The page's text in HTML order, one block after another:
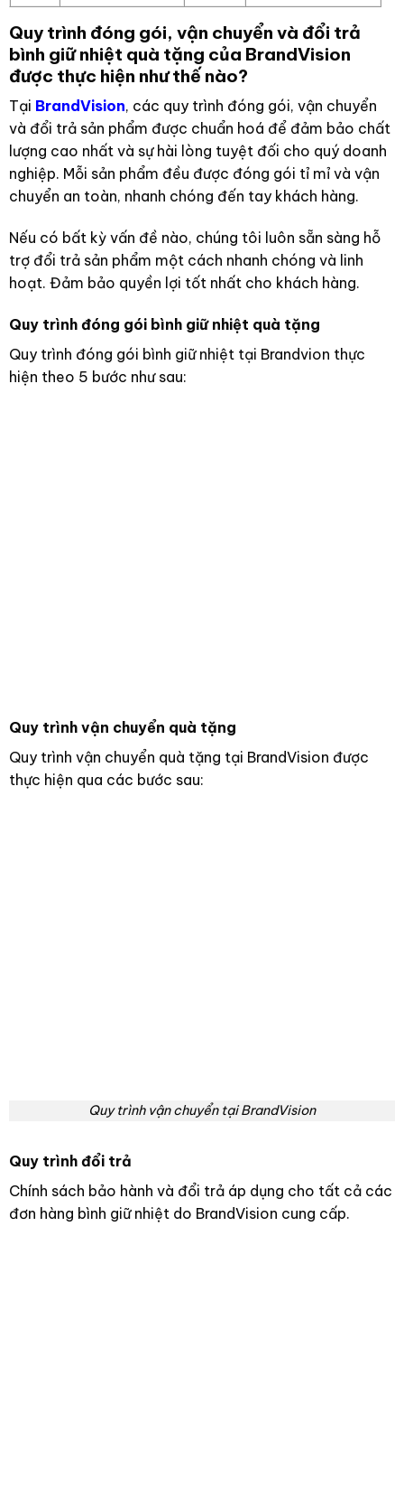
Quy trình đóng gói, vận chuyển và đổi trả
bình giữ nhiệt quà tặng của BrandVision
được thực hiện như thế nào?
Tại BrandVision, các quy trình đóng gói, vận chuyển
và đổi trả sản phẩm được chuẩn hoá để đảm bảo chất
lượng cao nhất và sự hài lòng tuyệt đối cho quý doanh
nghiệp. Mỗi sản phẩm đều được đóng gói tỉ mỉ và vận
chuyển an toàn, nhanh chóng đến tay khách hàng.
Nếu có bất kỳ vấn đề nào, chúng tôi luôn sẵn sàng hỗ
trợ đổi trả sản phẩm một cách nhanh chóng và linh
hoạt. Đảm bảo quyền lợi tốt nhất cho khách hàng.
Quy trình đóng gói bình giữ nhiệt quà tặng
Quy trình đóng gói bình giữ nhiệt tại Brandvion thực
hiện theo 5 bước như sau:
Quy trình vận chuyển quà tặng
Quy trình vận chuyển quà tặng tại BrandVision được
thực hiện qua các bước sau:
Quy trình vận chuyển tại BrandVision
Quy trình đổi trả
Chính sách bảo hành và đổi trả áp dụng cho tất cả các
đơn hàng bình giữ nhiệt do BrandVision cung cấp.